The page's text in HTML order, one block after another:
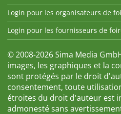
Login pour les organisateurs de
Login pour les fournisseurs de
© 2008-2026 Sima Media
images, les graphiques et la
sont protégés par le droit
consentement, toute
étroites du droit d'auteur est
admonesté sans